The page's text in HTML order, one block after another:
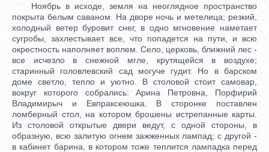
Ноябрь в исходе, земля на неоглядное пространство
покрыта белым саваном. На дворе ночь и метелица; резкий,
холодный ветер буровит снег, в одно мгновение наметает
сугробы, захлестывает все, что попадется на пути, и всю
окрестность наполняет воплем. Село, церковь, ближний лес -
все исчезло в снежной мгле, крутящейся в воздухе;
старинный головлевский сад могуче гудит. Но в барском
доме светло, тепло и уютно. В столовой стоит самовар,
вокруг которого собрались: Арина Петровна, Порфирий
Владимирыч и Евпраксеюшка. В сторонке поставлен
ломберный стол, на котором брошены истрепанные карты.
Из столовой открытые двери ведут, с одной стороны, в
образную, всю залитую огнем зажженных лампад; с другой -
в кабинет барина, в котором тоже теплится лампадка перед